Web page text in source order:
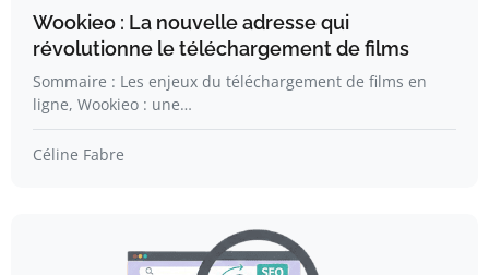
Wookieo : La nouvelle adresse qui
révolutionne le téléchargement de films
Sommaire : Les enjeux du téléchargement de films en
ligne, Wookieo : une…
Céline Fabre